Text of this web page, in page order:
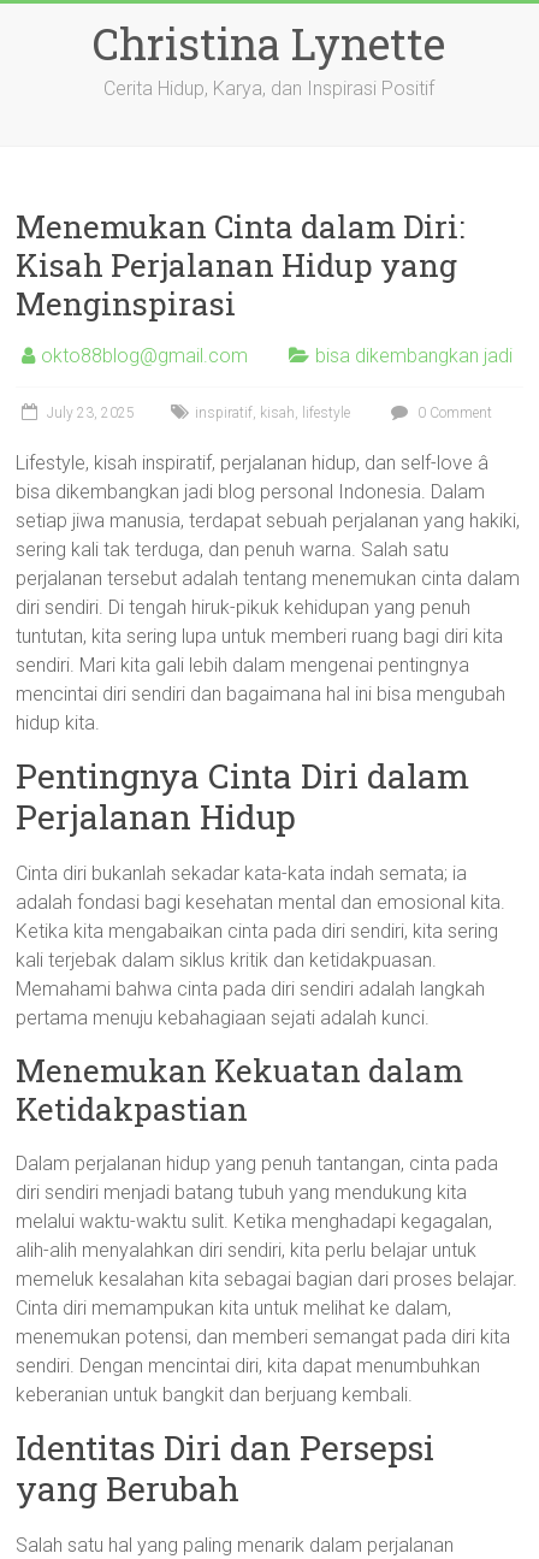
Christina Lynette
Cerita Hidup, Karya, dan Inspirasi Positif
Menemukan Cinta dalam Diri:
Kisah Perjalanan Hidup yang
Menginspirasi
okto88blog@gmail.com bisa dikembangkan jadi
July 23, 2025 inspiratif, kisah, lifestyle 0 Comment
Lifestyle, kisah inspiratif, perjalanan hidup, dan self-love â
bisa dikembangkan jadi blog personal Indonesia. Dalam
setiap jiwa manusia, terdapat sebuah perjalanan yang hakiki,
sering kali tak terduga, dan penuh warna. Salah satu
perjalanan tersebut adalah tentang menemukan cinta dalam
diri sendiri. Di tengah hiruk-pikuk kehidupan yang penuh
tuntutan, kita sering lupa untuk memberi ruang bagi diri kita
sendiri. Mari kita gali lebih dalam mengenai pentingnya
mencintai diri sendiri dan bagaimana hal ini bisa mengubah
hidup kita.
Pentingnya Cinta Diri dalam
Perjalanan Hidup
Cinta diri bukanlah sekadar kata-kata indah semata; ia
adalah fondasi bagi kesehatan mental dan emosional kita.
Ketika kita mengabaikan cinta pada diri sendiri, kita sering
kali terjebak dalam siklus kritik dan ketidakpuasan.
Memahami bahwa cinta pada diri sendiri adalah langkah
pertama menuju kebahagiaan sejati adalah kunci.
Menemukan Kekuatan dalam
Ketidakpastian
Dalam perjalanan hidup yang penuh tantangan, cinta pada
diri sendiri menjadi batang tubuh yang mendukung kita
melalui waktu-waktu sulit. Ketika menghadapi kegagalan,
alih-alih menyalahkan diri sendiri, kita perlu belajar untuk
memeluk kesalahan kita sebagai bagian dari proses belajar.
Cinta diri memampukan kita untuk melihat ke dalam,
menemukan potensi, dan memberi semangat pada diri kita
sendiri. Dengan mencintai diri, kita dapat menumbuhkan
keberanian untuk bangkit dan berjuang kembali.
Identitas Diri dan Persepsi
yang Berubah
Salah satu hal yang paling menarik dalam perjalanan